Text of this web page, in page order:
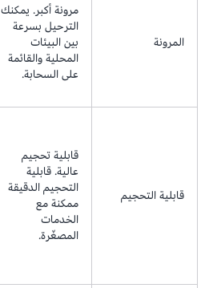
المرونة
مرونة أكبر. يمكنك
الترحيل بسرعة
بين البيئات
المحلية والقائمة
على السحابة.
قابلية التحجيم
قابلية تحجيم
عالية. قابلية
التحجيم الدقيقة
ممكنة مع
الخدمات
المصغّرة.